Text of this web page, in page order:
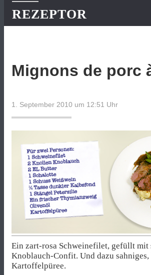
REZEPTOR
Mignons de porc
1. September 2010 um 12:51 Uhr
Ein zart-rosa Schweinefilet, gefüllt
Knoblauch-Confit. Und dazu sahniges,
Kartoffelpüree.